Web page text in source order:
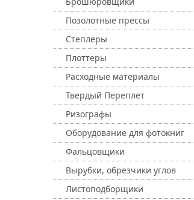
Позолотные прессы
Степлеры
Плоттеры
Расходные материалы
Твердый Переплет
Ризографы
Оборудование для фотокниг
Фальцовщики
Вырубки, обрезчики углов
Листоподборщики